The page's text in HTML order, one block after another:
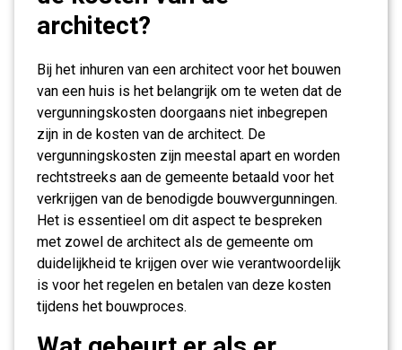
architect?
Bij het inhuren van een architect voor het bouwen
van een huis is het belangrijk om te weten dat de
vergunningskosten doorgaans niet inbegrepen
zijn in de kosten van de architect. De
vergunningskosten zijn meestal apart en worden
rechtstreeks aan de gemeente betaald voor het
verkrijgen van de benodigde bouwvergunningen.
Het is essentieel om dit aspect te bespreken
met zowel de architect als de gemeente om
duidelijkheid te krijgen over wie verantwoordelijk
is voor het regelen en betalen van deze kosten
tijdens het bouwproces.